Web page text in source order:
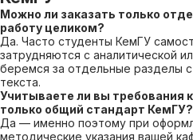
Можно ли заказать только
работу целиком?
Да. Часто студенты КемГУ
затрудняются с аналитической
беремся за отдельные разделы
текста.
Учитываете ли вы требования
только общий стандарт КемГУ?
Да — именно поэтому при
методические указания вашей